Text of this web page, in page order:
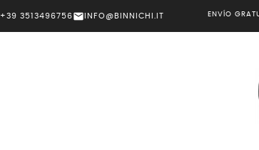
+39 3513496756mail INFO@BINNICHI.IT ENVÍO